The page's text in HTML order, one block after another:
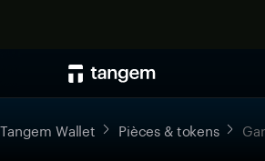
Tangem Wallet Pièces & tokens